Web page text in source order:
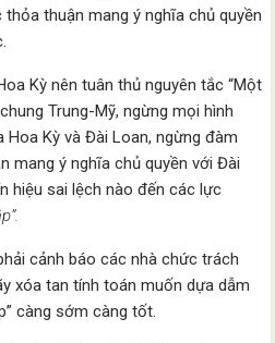
thuận mang ý nghĩa chủ quyền
Kỳ nên tuân thủ nguyên tắc “Một
Trung-Mỹ, ngừng mọi hình
Kỳ và Đài Loan, ngừng đàm
mang ý nghĩa chủ quyền với Đài
hiệu sai lệch nào đến các lực
cảnh báo các nhà chức trách
xóa tan tính toán muốn dựa dẫm
càng sớm càng tốt.